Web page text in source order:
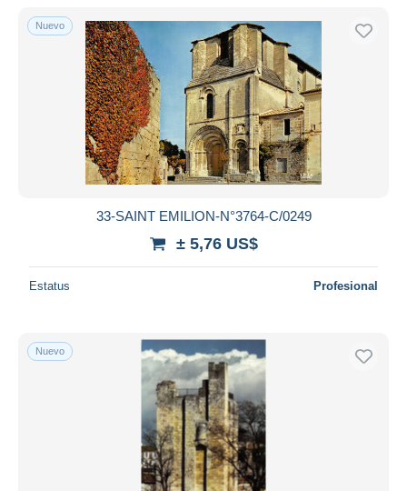
Nuevo
33-SAINT EMILION-N°3764-C/0249
± 5,76 US$
Estatus Profesional
Nuevo